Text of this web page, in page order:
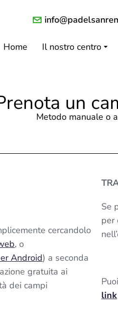
Home Il nostro centro
un
Metodo manuale o
cercandolo
, o
Android) a seconda
gratuita ai
dei campi
Se
per
link